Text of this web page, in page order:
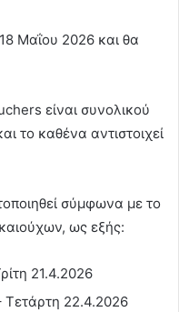
Μαΐου 2026 και θα
είναι συνολικού
το καθένα αντιστοιχεί
σύμφωνα με το
ως εξής:
21.4.2026
Τετάρτη 22.4.2026